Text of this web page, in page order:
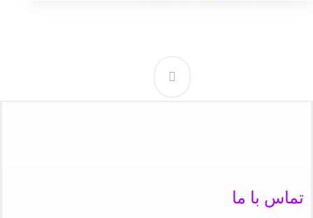
تماس با ما